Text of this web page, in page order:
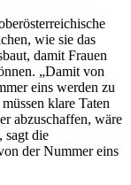
wie sie das
damit Frauen
„Damit von
eins werden zu
klare Taten
abzuschaffen, wäre
sagt die
der Nummer eins